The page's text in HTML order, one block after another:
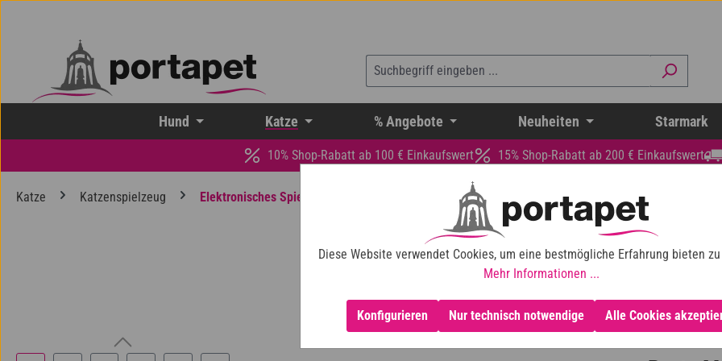
Hund Katze % Angebote Neuheiten Starmark
10% Shop-Rabatt ab 100 € Einkaufswert 15% Shop-Rabatt ab 200 € Einkaufswert
Katze Katzenspielzeug Elektronisches Spielzeug
Diese Website verwendet Cookies, um eine bestmögliche Erfahrung bieten
Mehr Informationen ...
Konfigurieren Alle Cookies
Nur technisch notwendige